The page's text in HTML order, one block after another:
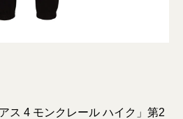
ス 4 モンクレール ハイク」第2